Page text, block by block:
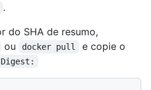
.
do SHA de resumo,
ou docker pull
e copie o
Digest: